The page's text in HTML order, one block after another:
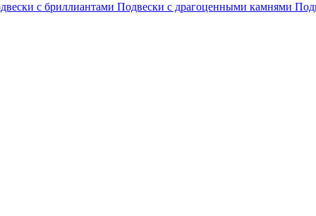
с бриллиантами Подвески с драгоценными камнями